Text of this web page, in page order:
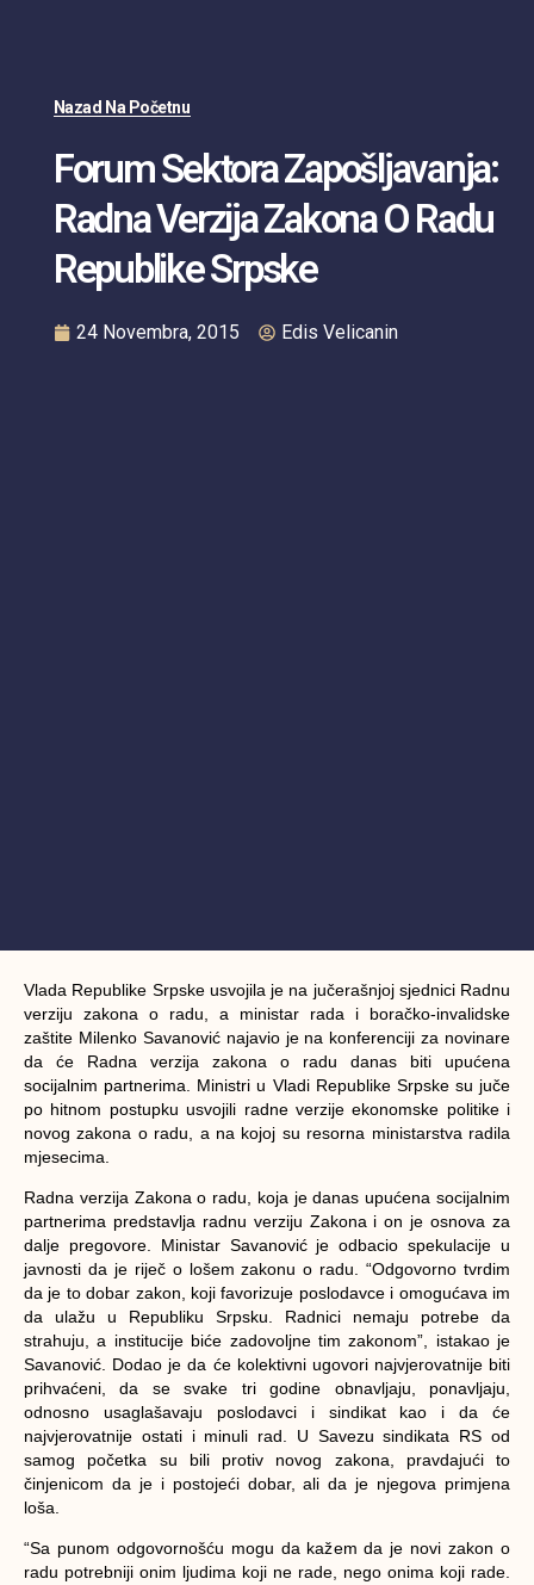
Nazad Na Početnu
Forum Sektora Zapošljavanja:
Radna Verzija Zakona O Radu
Republike Srpske
24 Novembra, 2015 Edis Velicanin
Vlada Republike Srpske usvojila je na jučerašnjoj sjednici Radnu
verziju zakona o radu, a ministar rada i boračko-invalidske
zaštite Milenko Savanović najavio je na konferenciji za novinare
da će Radna verzija zakona o radu danas biti upućena
socijalnim partnerima. Ministri u Vladi Republike Srpske su juče
po hitnom postupku usvojili radne verzije ekonomske politike i
novog zakona o radu, a na kojoj su resorna ministarstva radila
mjesecima.
Radna verzija Zakona o radu, koja je danas upućena socijalnim
partnerima predstavlja radnu verziju Zakona i on je osnova za
dalje pregovore. Ministar Savanović je odbacio spekulacije u
javnosti da je riječ o lošem zakonu o radu. “Odgovorno tvrdim
da je to dobar zakon, koji favorizuje poslodavce i omogućava im
da ulažu u Republiku Srpsku. Radnici nemaju potrebe da
strahuju, a institucije biće zadovoljne tim zakonom”, istakao je
Savanović. Dodao je da će kolektivni ugovori najvjerovatnije biti
prihvaćeni, da se svake tri godine obnavljaju, ponavljaju,
odnosno usaglašavaju poslodavci i sindikat kao i da će
najvjerovatnije ostati i minuli rad. U Savezu sindikata RS od
samog početka su bili protiv novog zakona, pravdajući to
činjenicom da je i postojeći dobar, ali da je njegova primjena
loša.
“Sa punom odgovornošću mogu da kažem da je novi zakon o
radu potrebniji onim ljudima koji ne rade, nego onima koji rade.